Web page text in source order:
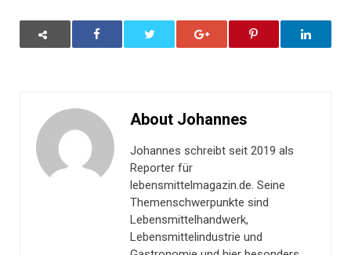
About Johannes
Johannes schreibt seit 2019 als
Reporter für
lebensmittelmagazin.de. Seine
Themenschwerpunkte sind
Lebensmittelhandwerk,
Lebensmittelindustrie und